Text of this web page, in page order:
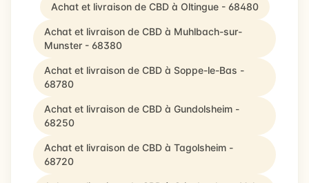
Achat et livraison de CBD à Oltingue - 68480
Achat et livraison de CBD à Muhlbach-sur-
Munster - 68380
Achat et livraison de CBD à Soppe-le-Bas -
68780
Achat et livraison de CBD à Gundolsheim -
68250
Achat et livraison de CBD à Tagolsheim -
68720